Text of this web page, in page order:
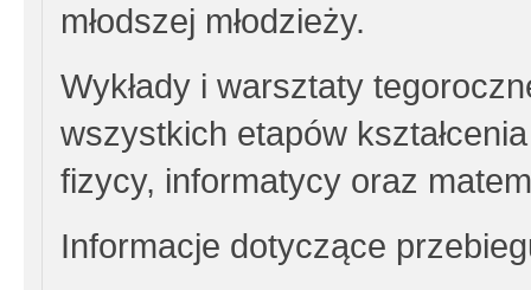
młodszej młodzieży.
Wykłady i warsztaty
wszystkich etapów
fizycy, informatycy oraz
Informacje dotyczące